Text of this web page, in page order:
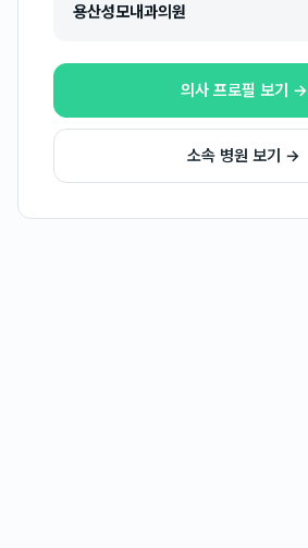
용산성모내과의원
의사 프로필 보기 →
소속 병원 보기 →